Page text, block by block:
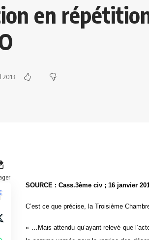
en
2013
SOURCE : Cass.3ème civ ; 16 janvier
C’est ce que précise, la Troisième
« …Mais attendu qu’ayant relevé que